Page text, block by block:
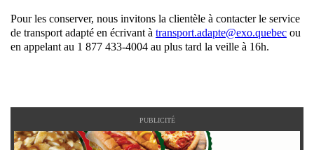
Pour les conserver, nous invitons la clientèle à contacter le service
de transport adapté en écrivant à transport.adapte@exo.quebec ou
en appelant au 1 877 433-4004 au plus tard la veille à 16h.
PUBLICITÉ